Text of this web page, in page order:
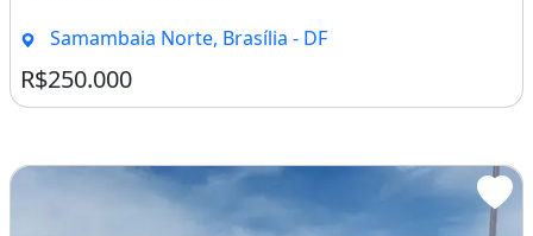
Samambaia Norte, Brasília - DF
R$250.000